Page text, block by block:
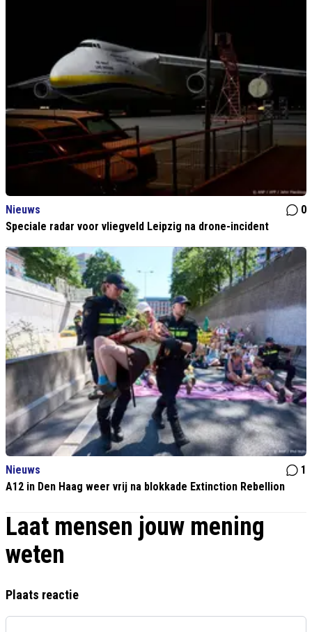
Nieuws
0
Speciale radar voor vliegveld Leipzig na drone-incident
Nieuws
1
A12 in Den Haag weer vrij na blokkade Extinction Rebellion
Laat mensen jouw mening
weten
Plaats reactie